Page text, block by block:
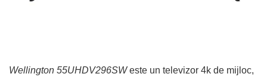
Wellington 55UHDV296SWeste un televizor 4k de mijloc,